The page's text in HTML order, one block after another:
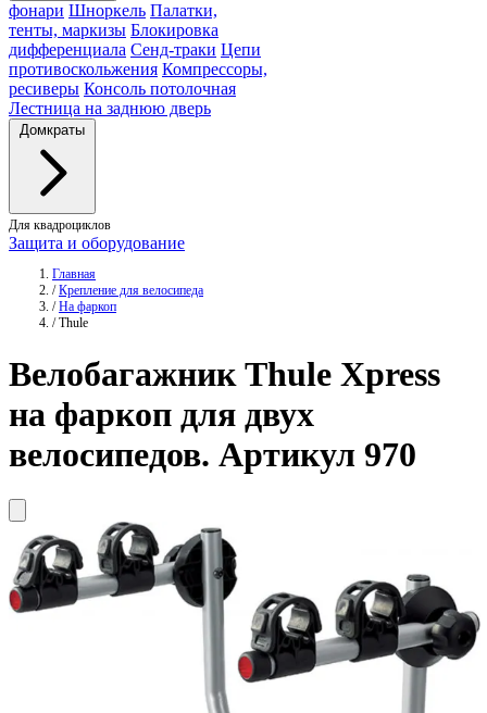
фонари Шноркель Палатки,
тенты, маркизы Блокировка
дифференциала Сенд-траки Цепи
противоскольжения Компрессоры,
ресиверы Консоль потолочная
Лестница на заднюю дверь
Домкраты
Для квадроциклов
Защита и оборудование
Главная
/ Крепление для велосипеда
/ На фаркоп
/ Thule
ВелобагажникThule Xpress
на фаркоп для двух
велосипедов. Артикул 970